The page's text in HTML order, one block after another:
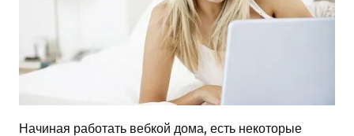
Начиная работать вебкой дома, есть некоторые